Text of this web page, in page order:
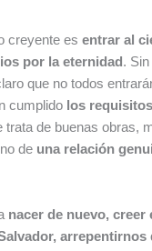
creyente esentrar al
por la eternidad .
que no todos
cumplido los
trata de buenas obras,
de una relación
nacer de nuevo, creer
arrepentirnos